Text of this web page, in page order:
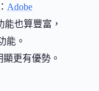
： Adobe
能也算豐富，
能。
更有優勢。